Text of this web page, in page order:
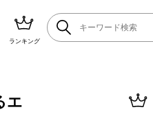
ランキング
エ